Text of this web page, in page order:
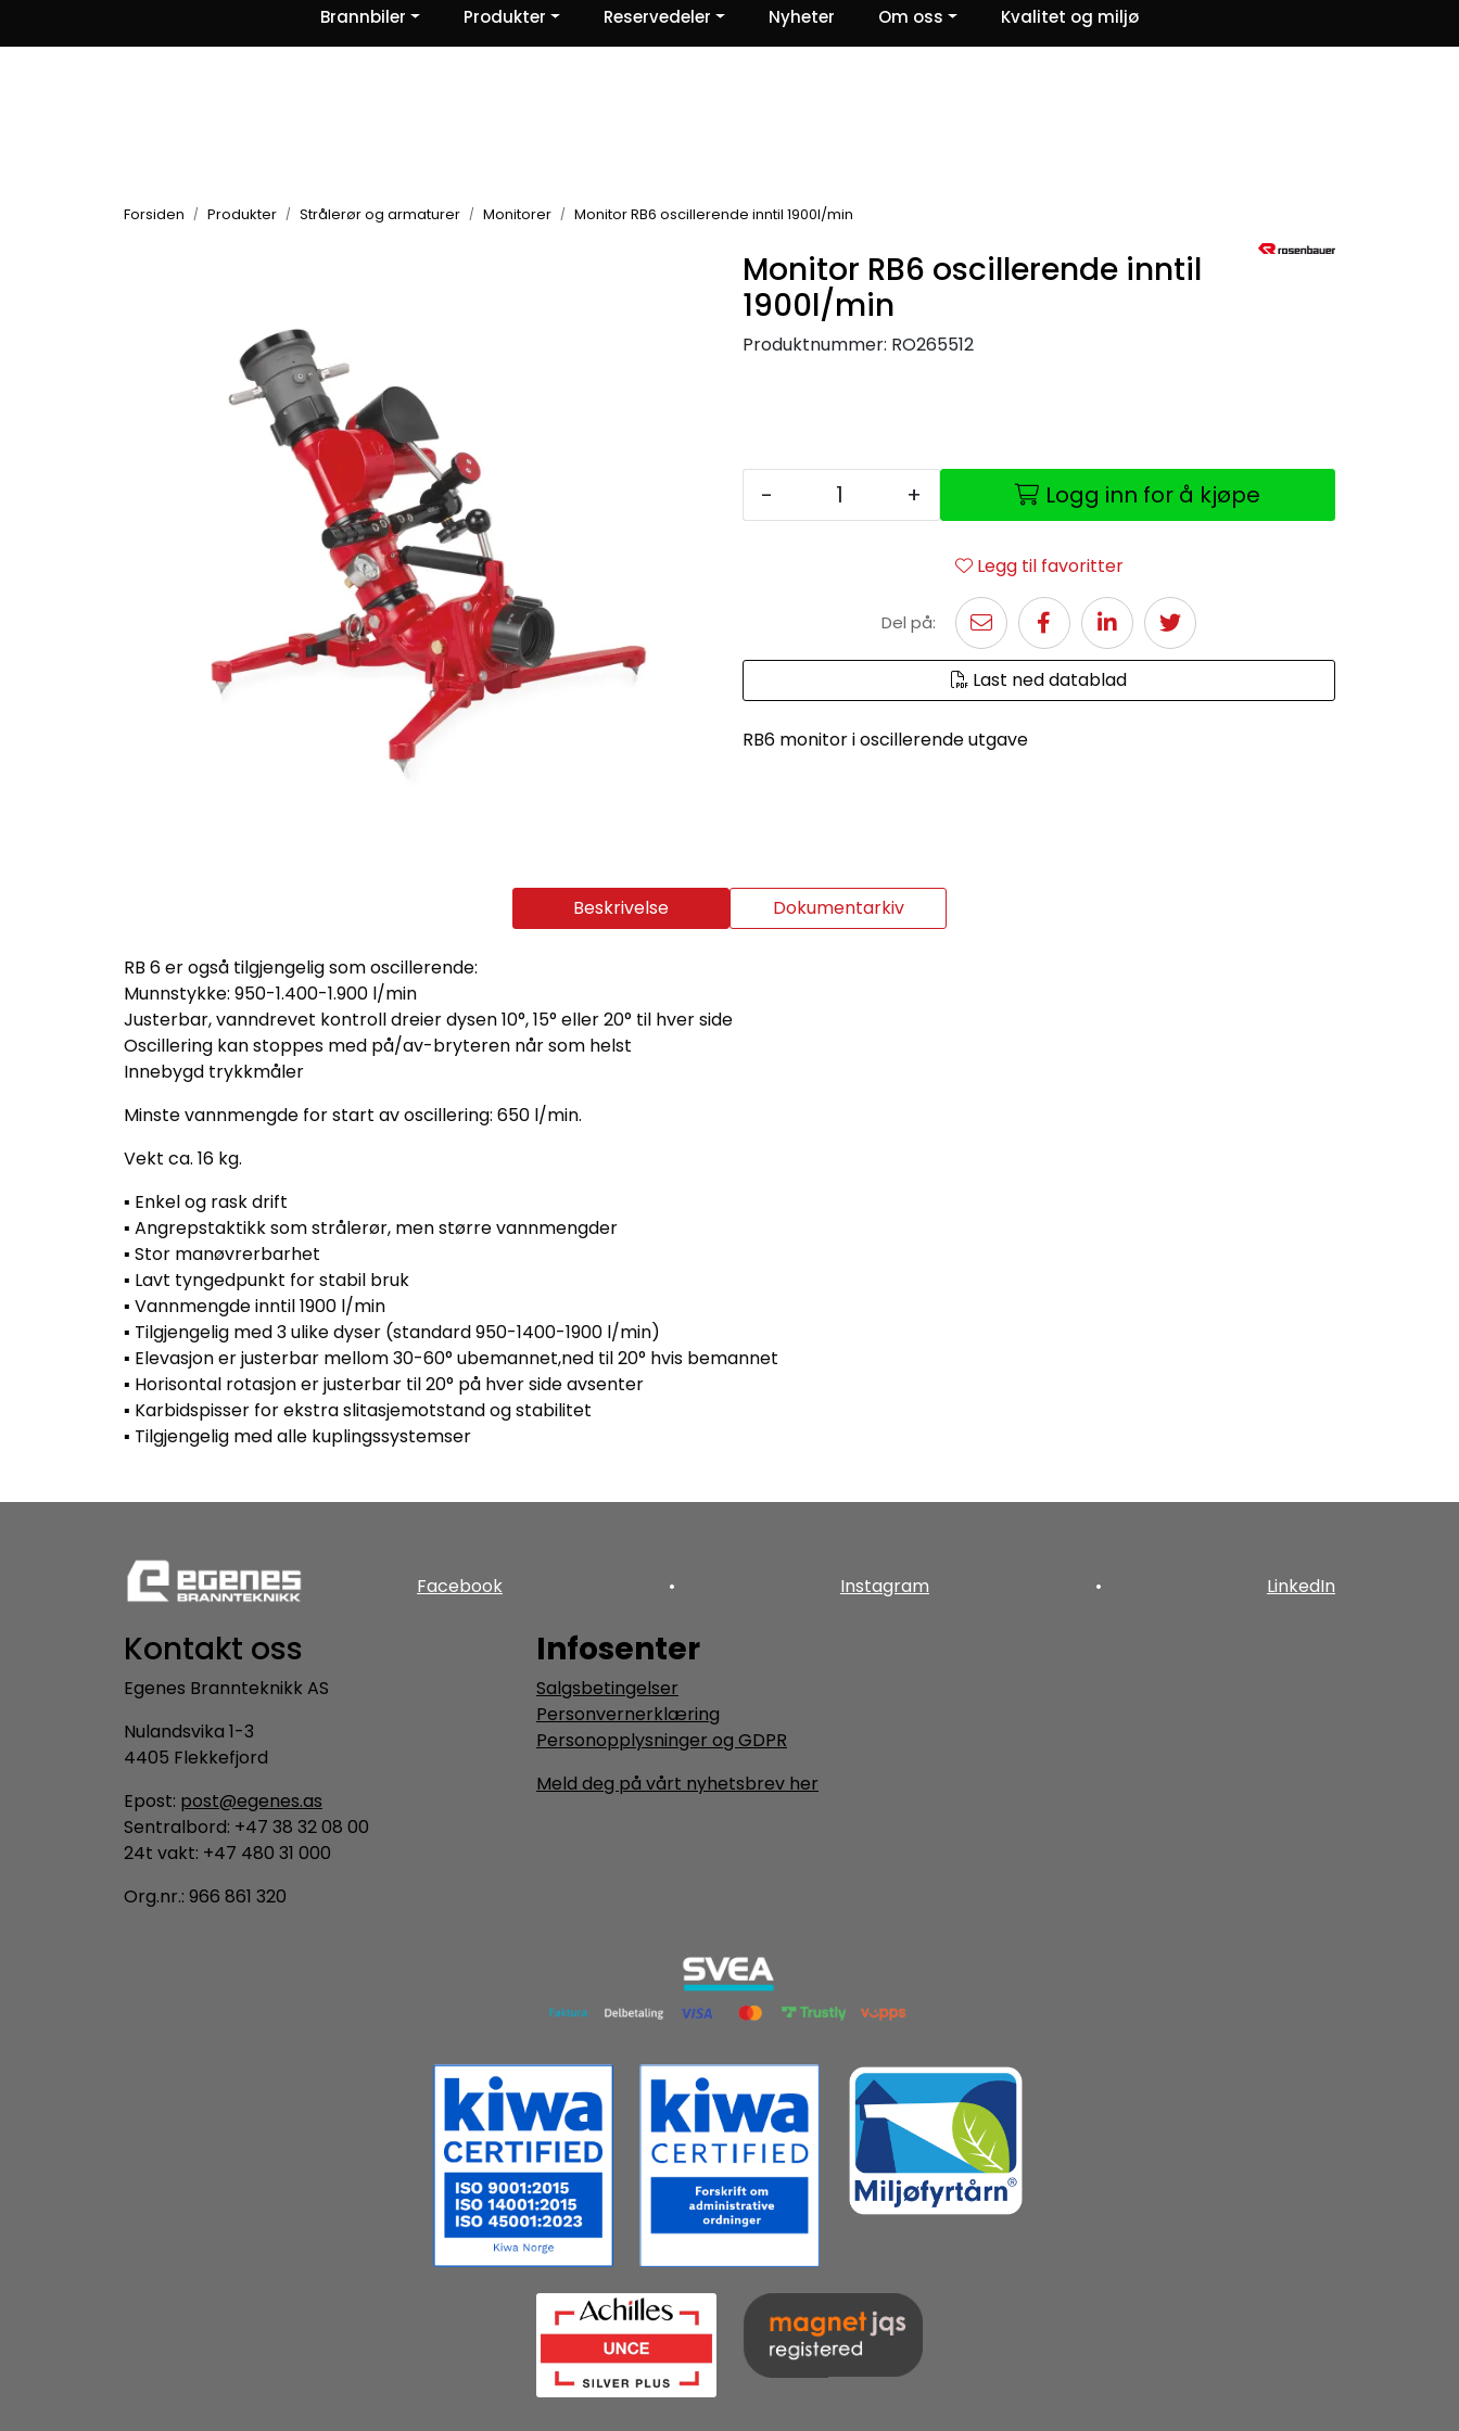
Om oss | Kontakt Oss | Ris og ros Om oss
Brannbiler Produkter Reservedeler Nyheter Om oss Kvalitet og miljø
Forsiden Produkter Strålerør og armaturer Monitorer Monitor RB6 oscillerende inntil 1900l/min
Monitor RB6 oscillerende inntil
1900l/min
Produktnummer: RO265512
- + Logg inn for å kjøpe
Legg til favoritter
Del på:
Last ned datablad
RB6 monitor i oscillerende utgave
Beskrivelse Dokumentarkiv
RB 6 er også tilgjengelig som oscillerende:
Munnstykke: 950-1.400-1.900 l/min
Justerbar, vanndrevet kontroll dreier dysen 10°, 15° eller 20° til hver side
Oscillering kan stoppes med på/av-bryteren når som helst
Innebygd trykkmåler
Minste vannmengde for start av oscillering: 650 l/min.
Vekt ca. 16 kg.
▪ Enkel og rask drift
▪ Angrepstaktikk som strålerør, men større vannmengder
▪ Stor manøvrerbarhet
▪ Lavt tyngedpunkt for stabil bruk
▪ Vannmengde inntil 1900 l/min
▪ Tilgjengelig med 3 ulike dyser (standard 950-1400-1900 l/min)
▪ Elevasjon er justerbar mellom 30-60° ubemannet,ned til 20° hvis bemannet
▪ Horisontal rotasjon er justerbar til 20° på hver side avsenter
▪ Karbidspisser for ekstra slitasjemotstand og stabilitet
▪ Tilgjengelig med alle kuplingssystemser
Facebook • Instagram • LinkedIn
Kontakt oss
Egenes Brannteknikk AS
Nulandsvika 1-3
4405 Flekkefjord
Epost: post@egenes.as
Sentralbord: +47 38 32 08 00
24t vakt: +47 480 31 000
Org.nr.: 966 861 320
Infosenter
Salgsbetingelser
Personvernerklæring
Personopplysninger og GDPR
Meld deg på vårt nyhetsbrev her